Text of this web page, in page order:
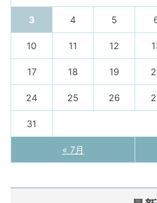
« 7月
3 4 5
10 11 12
17 18 19
24 25 26
31